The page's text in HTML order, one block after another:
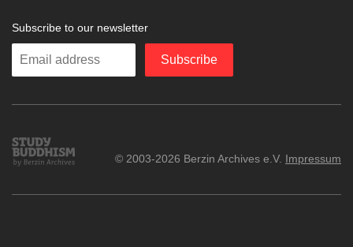
Subscribe to our newsletter
Enter
Subscribe
Study
Buddhism
© 2003-2026 Berzin Archives e.V. Impressum